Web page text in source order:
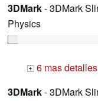
3DMark- 3DMark
Physics
+ 6 mas detalles
3DMark- 3DMark